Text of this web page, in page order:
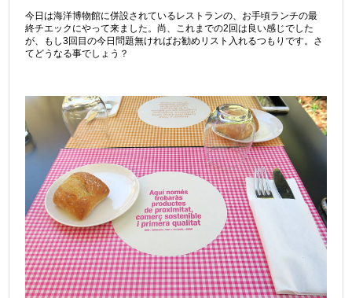
今日は海洋博物館に併設されているレストランの、お手頃ランチの最
終チエックにやって来ました。尚、これまでの2回は良い感じでした
が、もし3回目の今日問題無ければお勧めリスト入れるつもりです。さ
てどうなる事でしょう？